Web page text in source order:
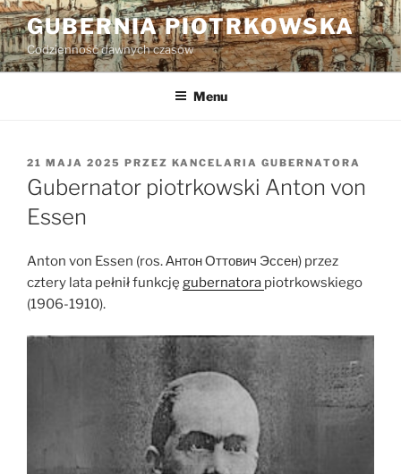
Przejdź
do
treści
GUBERNIA PIOTRKOWSKA
Codzienność dawnych czasów
Menu
OPUBLIKOWANE
W
21 MAJA 2025 PRZEZ KANCELARIA GUBERNATORA
Gubernator piotrkowski Anton von
Essen
Anton von Essen (ros. Антон Оттович Эссен) przez
cztery lata pełnił funkcję gubernatora piotrkowskiego
(1906-1910).